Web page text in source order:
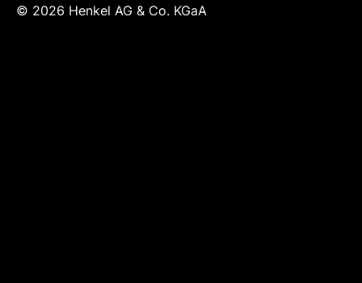
© 2026 Henkel AG & Co. KGaA